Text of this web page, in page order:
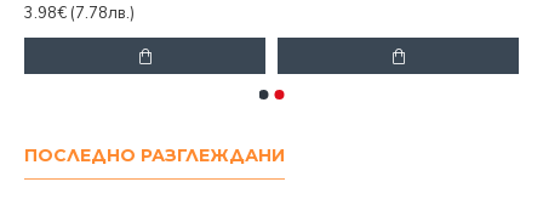
3.98€ (7.78лв.)
ПОСЛЕДНО РАЗГЛЕЖДАНИ